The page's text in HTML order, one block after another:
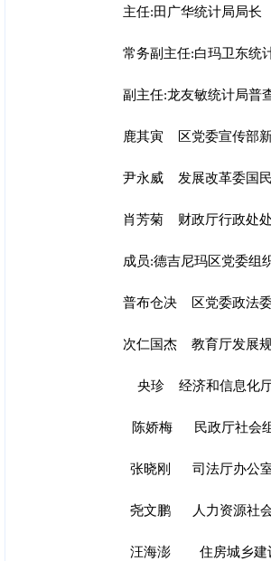
主任:田广华统计局局长
常务副主任:白玛卫东统
副主任:龙友敏统计局普
鹿其寅 区党委宣传部
尹永威 发展改革委国
肖芳菊 财政厅行政处
成员:德吉尼玛区党委组
普布仓决 区党委政法
次仁国杰 教育厅发展
央珍 经济和信息化厅
陈娇梅 民政厅社会组
张晓刚 司法厅办公
尧文鹏 人力资源社会
汪海澎 住房城乡建